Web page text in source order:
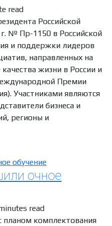
read
Российской
№ Пр-1150 в Российской
и поддержки лидеров
направленных на
жизни в России и
Премии
Участниками являются
бизнеса и
регионы и
очное
read
планом комплектования